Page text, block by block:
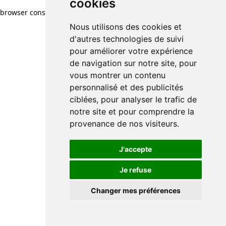
cookies
Nous utilisons des cookies et
d'autres technologies de suivi
pour améliorer votre expérience
de navigation sur notre site, pour
vous montrer un contenu
personnalisé et des publicités
ciblées, pour analyser le trafic de
notre site et pour comprendre la
provenance de nos visiteurs.
J'accepte
Je refuse
Changer mes préférences
browser console for more information)